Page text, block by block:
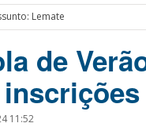
Lemate
de
11:52